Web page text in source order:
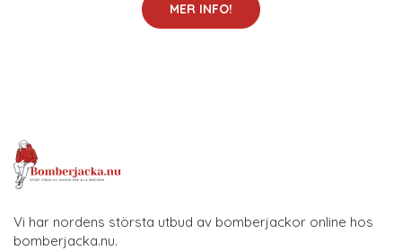
MER INFO!
Vi har nordens största utbud av bomberjackor online hos
bomberjacka.nu.